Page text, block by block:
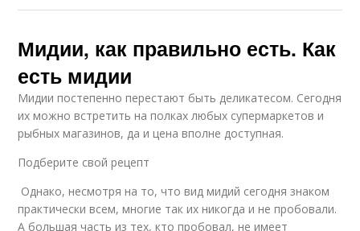
Мидии, как правильно есть. Как
есть мидии
Мидии постепенно перестают быть деликатесом. Сегодня
их можно встретить на полках любых супермаркетов и
рыбных магазинов, да и цена вполне доступная.
Подберите свой рецепт
Однако, несмотря на то, что вид мидий сегодня знаком
практически всем, многие так их никогда и не пробовали.
А большая часть из тех, кто пробовал, не имеет